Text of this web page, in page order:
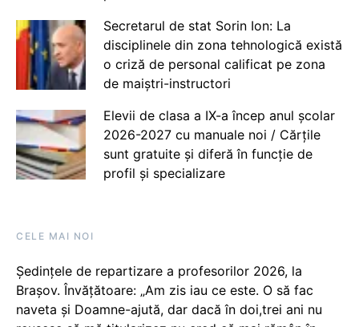
Secretarul de stat Sorin Ion: La
disciplinele din zona tehnologică există
o criză de personal calificat pe zona
de maiștri-instructori
Elevii de clasa a IX-a încep anul școlar
2026-2027 cu manuale noi / Cărțile
sunt gratuite și diferă în funcție de
profil și specializare
CELE MAI NOI
Ședințele de repartizare a profesorilor 2026, la
Brașov. Învățătoare: „Am zis iau ce este. O să fac
naveta și Doamne-ajută, dar dacă în doi,trei ani nu